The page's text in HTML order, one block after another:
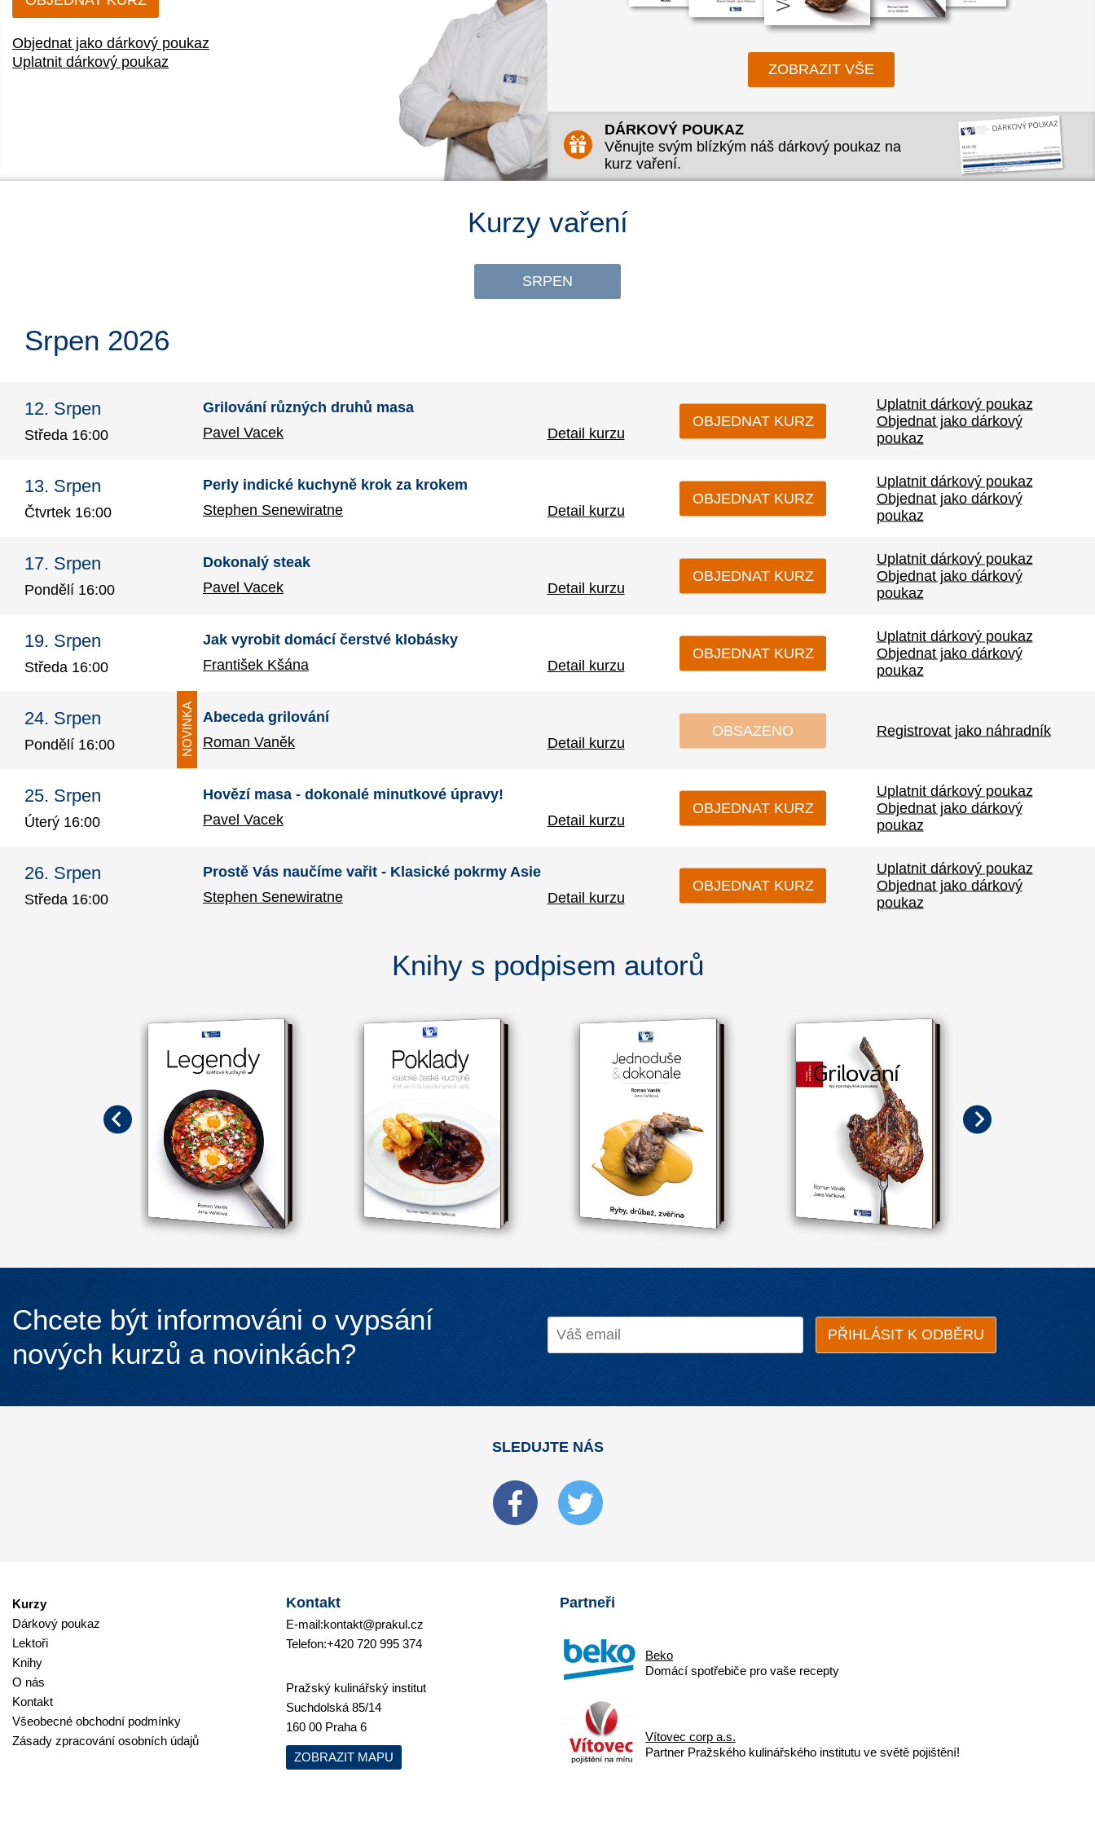
Objednat jako dárkový poukaz
Uplatnit dárkový poukaz
ZOBRAZIT VŠE
DÁRKOVÝ POUKAZ
Věnujte svým blízkým náš dárkový poukaz na
kurz vaření.
Kurzy vaření
SRPEN
Srpen 2026
12. Srpen
Středa 16:00
Grilování různých druhů masa
Pavel Vacek
Detail kurzu
OBJEDNAT KURZ
Uplatnit dárkový poukaz
Objednat jako dárkový
poukaz
13. Srpen
Čtvrtek 16:00
Perly indické kuchyně krok za krokem
Stephen Senewiratne
Detail kurzu
OBJEDNAT KURZ
Uplatnit dárkový poukaz
Objednat jako dárkový
poukaz
17. Srpen
Pondělí 16:00
Dokonalý steak
Pavel Vacek
Detail kurzu
OBJEDNAT KURZ
Uplatnit dárkový poukaz
Objednat jako dárkový
poukaz
19. Srpen
Středa 16:00
Jak vyrobit domácí čerstvé klobásky
František Kšána
Detail kurzu
OBJEDNAT KURZ
Uplatnit dárkový poukaz
Objednat jako dárkový
poukaz
24. Srpen
Pondělí 16:00 NOVINKA
Abeceda grilování
Roman Vaněk
Detail kurzu
OBSAZENO Registrovat jako náhradník
25. Srpen
Úterý 16:00
Hovězí masa - dokonalé minutkové úpravy!
Pavel Vacek
Detail kurzu
OBJEDNAT KURZ
Uplatnit dárkový poukaz
Objednat jako dárkový
poukaz
26. Srpen
Středa 16:00
Prostě Vás naučíme vařit - Klasické pokrmy Asie
Stephen Senewiratne
Detail kurzu
OBJEDNAT KURZ
Uplatnit dárkový poukaz
Objednat jako dárkový
poukaz
Knihy s podpisem autorů
Chcete být informováni o vypsání
nových kurzů a novinkách?
SLEDUJTE NÁS
Kurzy
Dárkový poukaz
Lektoři
Knihy
O nás
Kontakt
Všeobecné obchodní podmínky
Zásady zpracování osobních údajů
Kontakt
E-mail:kontakt@prakul.cz
Telefon:+420 720 995 374
Pražský kulinářský institut
Suchdolská 85/14
160 00 Praha 6
ZOBRAZIT MAPU
Partneři
Beko
Domácí spotřebiče pro vaše recepty
Vítovec corp a.s.
Partner Pražského kulinářského institutu ve světě pojištění!